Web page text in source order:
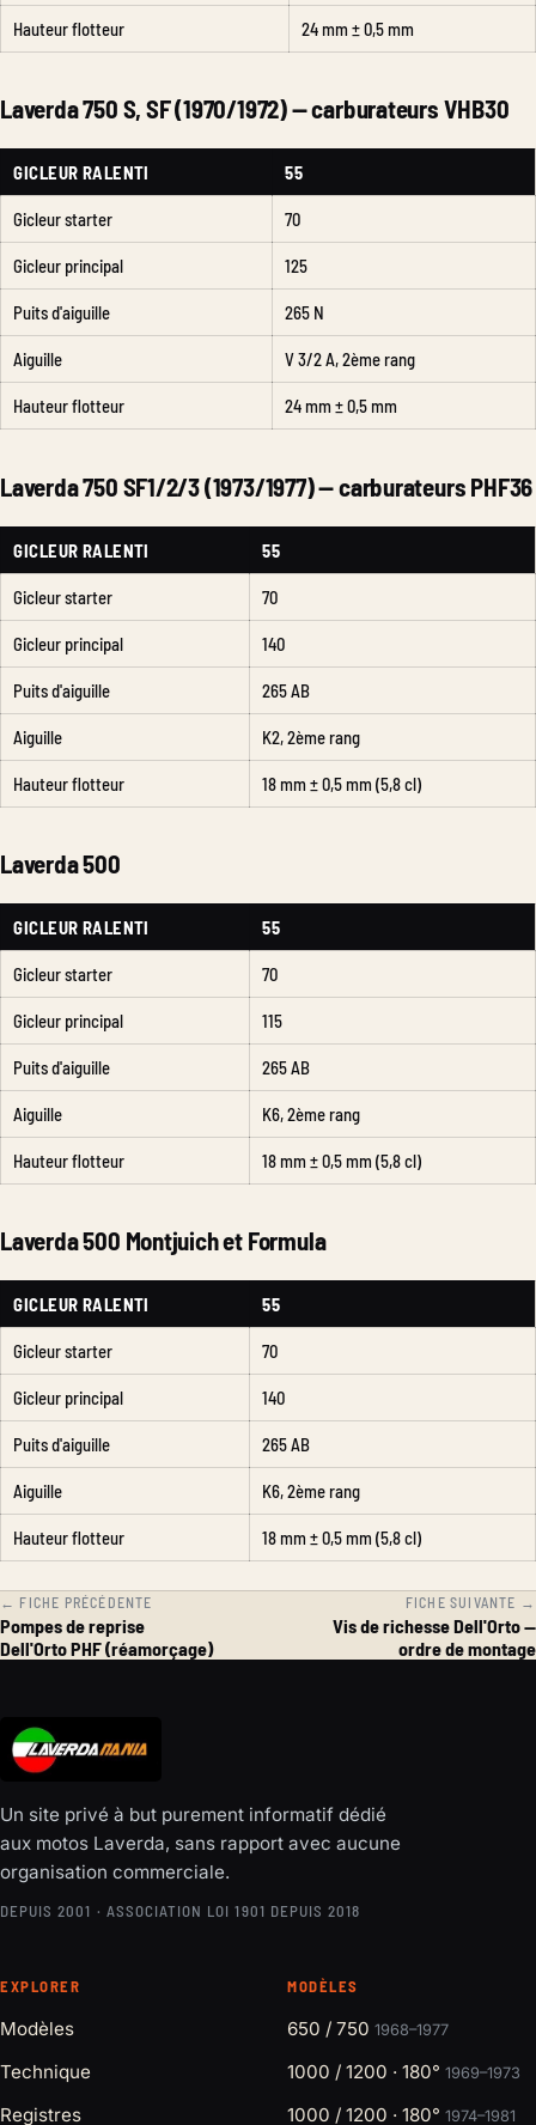
Hauteur flotteur 24 mm ± 0,5 mm
Laverda 750 S, SF (1970/1972) — carburateurs VHB30
GICLEUR RALENTI 55
Gicleur starter 70
Gicleur principal 125
Puits d'aiguille 265 N
Aiguille V 3/2 A, 2ème rang
Hauteur flotteur 24 mm ± 0,5 mm
Laverda 750 SF1/2/3 (1973/1977) — carburateurs PHF36
GICLEUR RALENTI 55
Gicleur starter 70
Gicleur principal 140
Puits d'aiguille 265 AB
Aiguille K2, 2ème rang
Hauteur flotteur 18 mm ± 0,5 mm (5,8 cl)
Laverda 500
GICLEUR RALENTI 55
Gicleur starter 70
Gicleur principal 115
Puits d'aiguille 265 AB
Aiguille K6, 2ème rang
Hauteur flotteur 18 mm ± 0,5 mm (5,8 cl)
Laverda 500 Montjuich et Formula
GICLEUR RALENTI 55
Gicleur starter 70
Gicleur principal 140
Puits d'aiguille 265 AB
Aiguille K6, 2ème rang
Hauteur flotteur 18 mm ± 0,5 mm (5,8 cl)
← FICHE PRÉCÉDENTE
Pompes de reprise
Dell'Orto PHF (réamorçage)
FICHE SUIVANTE →
Vis de richesse Dell'Orto —
ordre de montage
Un site privé à but purement informatif dédié
aux motos Laverda, sans rapport avec aucune
organisation commerciale.
DEPUIS 2001 · ASSOCIATION LOI 1901 DEPUIS 2018
EXPLORER
Modèles
Technique
Registres
MODÈLES
650 / 750 1968–1977
1000 / 1200 · 180° 1969–1973
1000 / 1200 · 180° 1974–1981